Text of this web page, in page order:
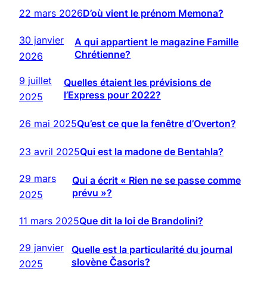
22 mars 2026D’où vient le prénom Memona?
30 janvier
2026
A qui appartient le magazine Famille
Chrétienne?
9 juillet
2025
Quelles étaient les prévisions de
l’Express pour 2022?
26 mai 2025Qu’est ce que la fenêtre d’Overton?
23 avril 2025Qui est la madone de Bentahla?
29 mars
2025
Qui a écrit « Rien ne se passe comme
prévu »?
11 mars 2025Que dit la loi de Brandolini?
29 janvier
2025
Quelle est la particularité du journal
slovène Časoris?